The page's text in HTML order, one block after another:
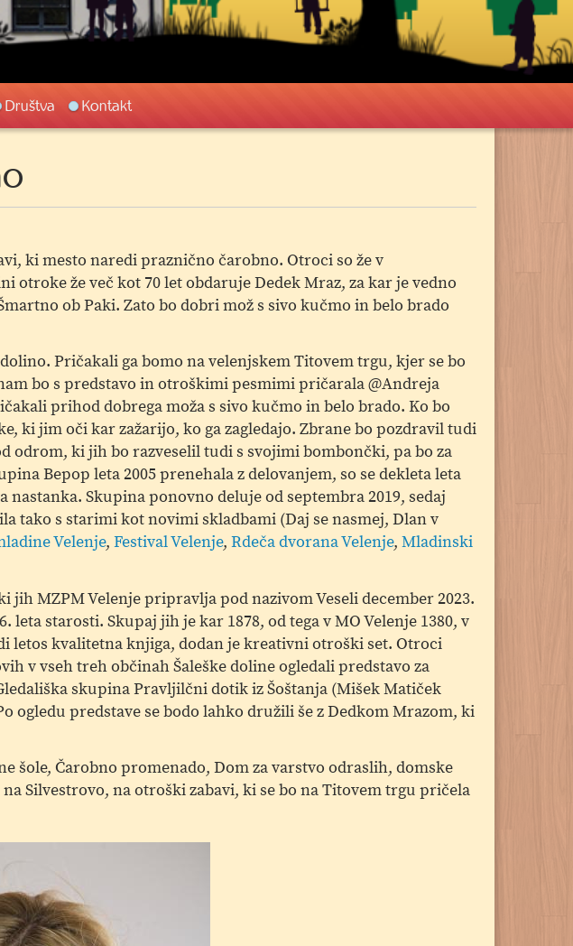
Društva Kontakt
ki mesto naredi praznično čarobno. Otroci so že v
že več kot 70 let obdaruje Dedek Mraz, za kar je vedno
ob Paki. Zato bo dobri mož s sivo kučmo in belo brado
Pričakali ga bomo na velenjskem Titovem trgu, kjer se bo
bo s predstavo in otroškimi pesmimi pričarala @Andreja
prihod dobrega moža s sivo kučmo in belo brado. Ko bo
ki jim oči kar zažarijo, ko ga zagledajo. Zbrane bo pozdravil tudi
odrom, ki jih bo razveselil tudi s svojimi bombončki, pa bo za
Bepop leta 2005 prenehala z delovanjem, so se dekleta leta
Skupina ponovno deluje od septembra 2019, sedaj
tako s starimi kot novimi skladbami (Daj se nasmej, Dlan v
Velenje, Festival Velenje, Rdeča dvorana Velenje, Mladinski
MZPM Velenje pripravlja pod nazivom Veseli december 2023.
starosti. Skupaj jih je kar 1878, od tega v MO Velenje 1380, v
letos kvalitetna knjiga, dodan je kreativni otroški set. Otroci
v vseh treh občinah Šaleške doline ogledali predstavo za
skupina Pravljilčni dotik iz Šoštanja (Mišek Matiček
ogledu predstave se bodo lahko družili še z Dedkom Mrazom, ki
šole, Čarobno promenado, Dom za varstvo odraslih, domske
Silvestrovo, na otroški zabavi, ki se bo na Titovem trgu pričela